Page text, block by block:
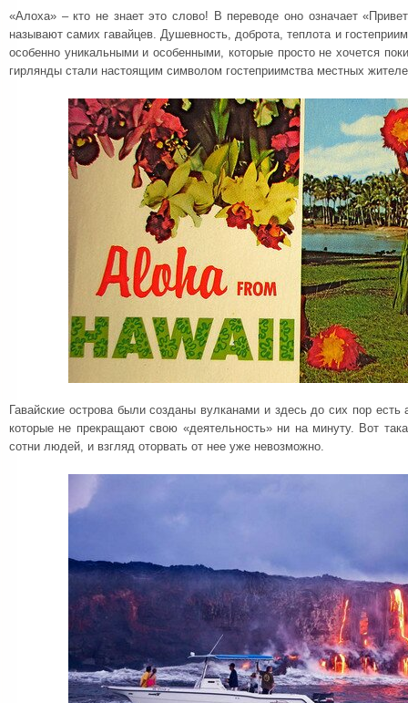
«Алоха» – кто не знает это слово! В переводе оно означает
называют самих гавайцев. Душевность, доброта, теплота и
особенно уникальными и особенными, которые просто не хочется
гирлянды стали настоящим символом гостеприимства местных
Гавайские острова были созданы вулканами и здесь до сих пор
которые не прекращают свою «деятельность» ни на минуту. Вот
сотни людей, и взгляд оторвать от нее уже невозможно.